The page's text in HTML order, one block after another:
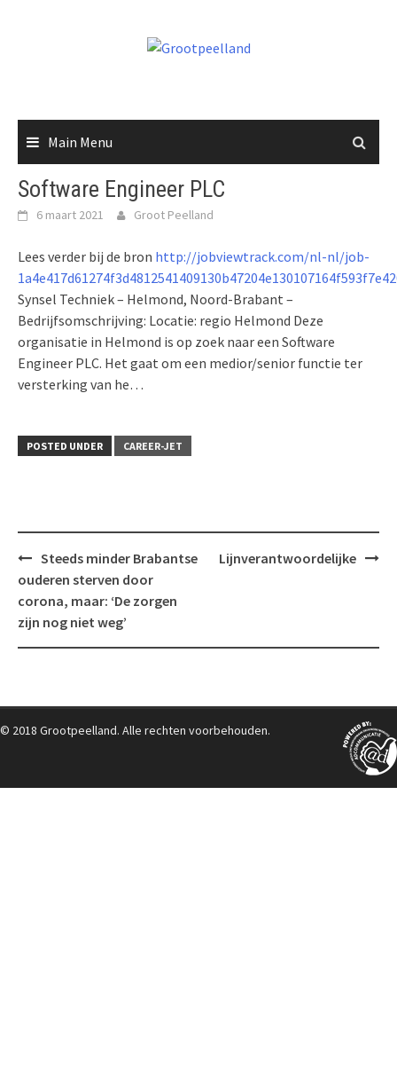
Main Menu
Software Engineer PLC
6 maart 2021 Groot Peelland
Lees verder bij de bron http://jobviewtrack.com/nl-nl/job-
Synsel Techniek – Helmond, Noord-Brabant –
Bedrijfsomschrijving: Locatie: regio Helmond Deze
organisatie in Helmond is op zoek naar een Software
Engineer PLC. Het gaat om een medior/senior functie ter
versterking van he…
POSTED UNDER CAREER-JET
Post
navigation
Steeds minder Brabantse
ouderen sterven door
corona, maar: ‘De zorgen
zijn nog niet weg’
Lijnverantwoordelijke
© 2018 Grootpeelland. Alle rechten voorbehouden.